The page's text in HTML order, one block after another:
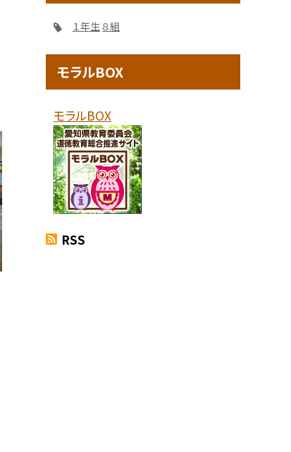
１年生 ８組
モラルBOX
モラルBOX
RSS